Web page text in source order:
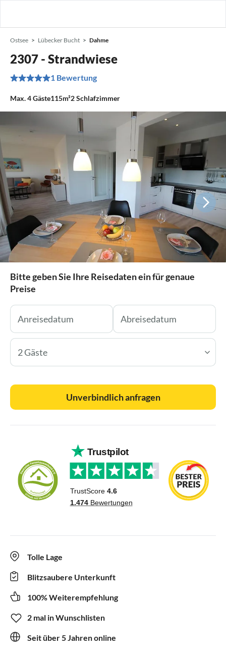
Ostsee Lübecker Bucht Dahme
2307 - Strandwiese
1 Bewertung
Max.4Gäste115m²2Schlafzimmer
Bitte geben Sie Ihre Reisedaten ein für genaue
Preise
2 Gäste
Unverbindlich anfragen
Tolle Lage
Blitzsaubere Unterkunft
100% Weiterempfehlung
2 mal in Wunschlisten
Seit über 5 Jahren online